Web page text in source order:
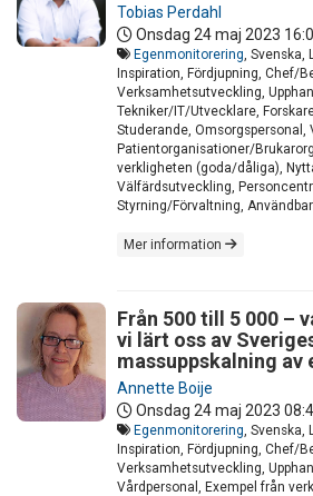
Tobias Perdahl
Onsdag 24 maj 2023
Egenmonitorering ,
Inspiration, Fördjupning, Chef/
Verksamhetsutveckling,
Tekniker/IT/Utvecklare,
Studerande, Omsorgspersonal,
Patientorganisationer/
verkligheten (goda/dåliga),
Välfärdsutveckling,
Styrning/Förvaltning,
Mer information
Från 500 till 5 000 –
vi lärt oss av
massuppskalning
Annette Boije
Onsdag 24 maj 2023
Egenmonitorering , Svenska,
Inspiration, Fördjupning, Chef/
Verksamhetsutveckling,
Vårdpersonal, Exempel från